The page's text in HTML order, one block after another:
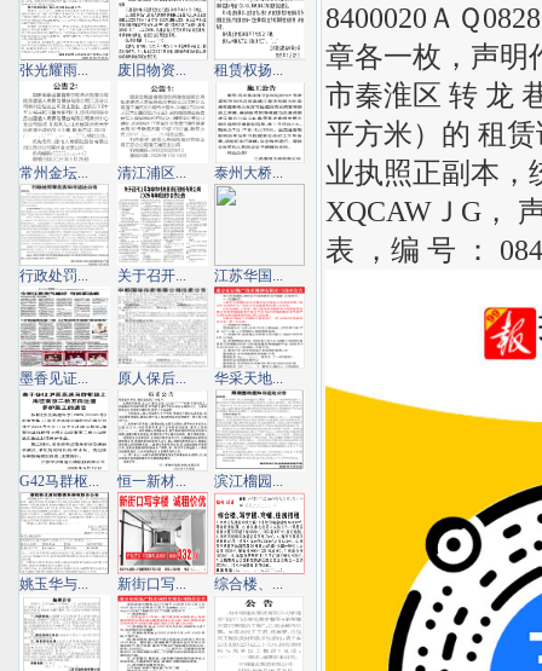
8400020ＡＱ
章各一枚，声明
市秦淮区 转 龙
平方米）的 租
业执照正副本，
XQCAWＪG，
表 ，编 号 ：
张光耀雨... 废旧物资... 租赁权扬...
常州金坛... 清江浦区... 泰州大桥...
行政处罚... 关于召开... 江苏华国...
墨香见证... 原人保后... 华采天地...
G42马群枢... 恒一新材... 滨江榴园...
姚玉华与... 新街口写... 综合楼、...